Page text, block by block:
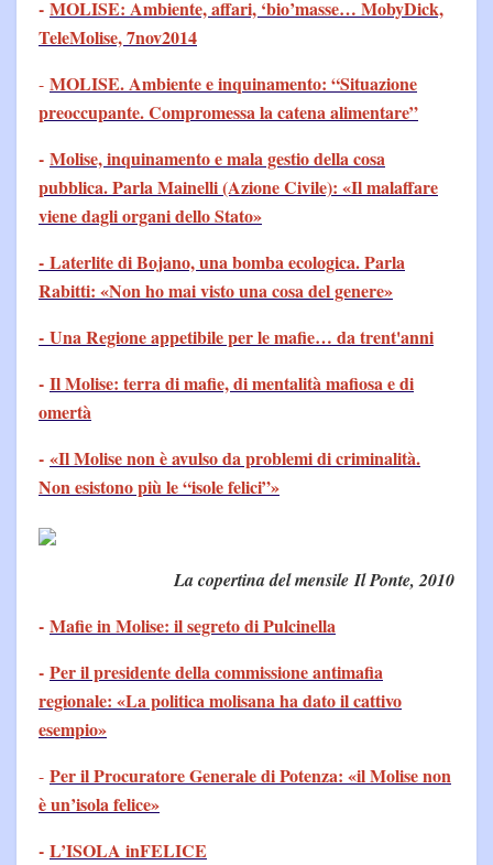
- MOLISE: Ambiente, affari, ‘bio’masse… MobyDick,
TeleMolise, 7nov2014
- MOLISE. Ambiente e inquinamento: “Situazione
preoccupante. Compromessa la catena alimentare”
- Molise, inquinamento e mala gestio della cosa
pubblica. Parla Mainelli (Azione Civile): «Il malaffare
viene dagli organi dello Stato»
- Laterlite di Bojano, una bomba ecologica. Parla
Rabitti: «Non ho mai visto una cosa del genere»
- Una Regione appetibile per le mafie… da trent'anni
- Il Molise: terra di mafie, di mentalità mafiosa e di
omertà
- «Il Molise non è avulso da problemi di criminalità.
Non esistono più le “isole felici”»
La copertina del mensile Il Ponte, 2010
- Mafie in Molise: il segreto di Pulcinella
- Per il presidente della commissione antimafia
regionale: «La politica molisana ha dato il cattivo
esempio»
- Per il Procuratore Generale di Potenza: «il Molise non
è un’isola felice»
- L’ISOLA inFELICE